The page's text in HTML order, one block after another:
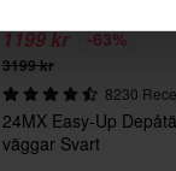
1199 kr -63%
3199 kr
8230
24MX Easy-Up
väggar Svart